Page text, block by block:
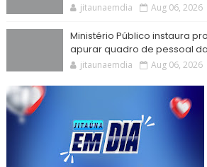
jitaunaemdia Aug 06, 2026
Ministério Público instaura
apurar quadro de pessoal
jitaunaemdia Aug 06, 2026